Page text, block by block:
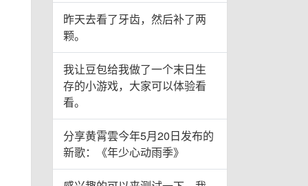
昨天去看了牙齿，然后补了两
颗。
我让豆包给我做了一个末日生
存的小游戏，大家可以体验看
看。
分享黄霄雲今年5月20日发布的
新歌：《年少心动雨季》